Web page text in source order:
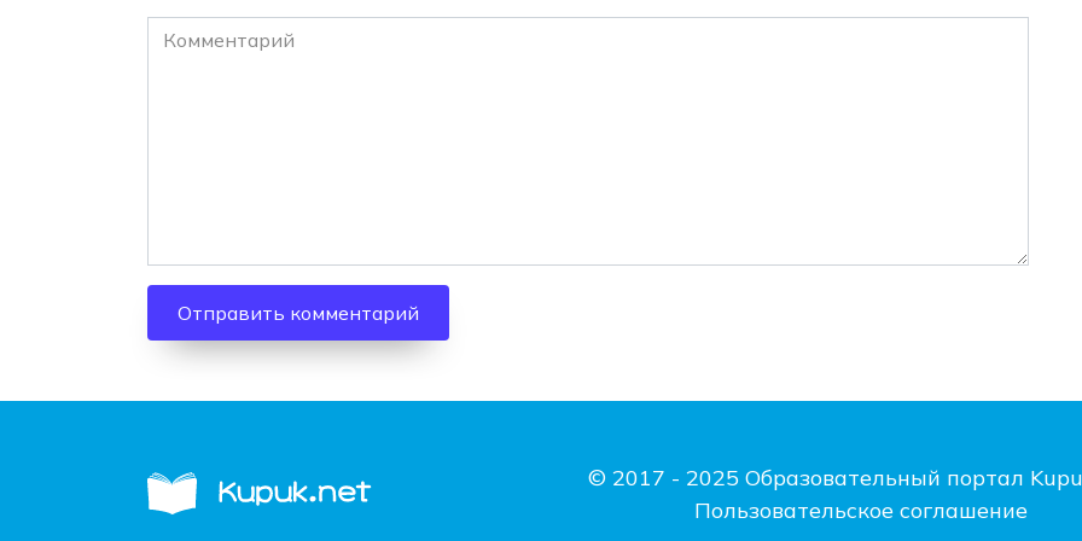
Комментарий
© 2017 - 2025 Образовательный портал
Пользовательское соглашение